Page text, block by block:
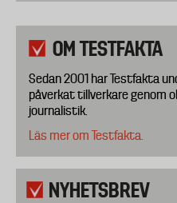
OM TESTFAKTA
Sedan 2001 har Testfakta
påverkat tillverkare genom
journalistik.
Läs mer om Testfakta.
NYHETSBREV